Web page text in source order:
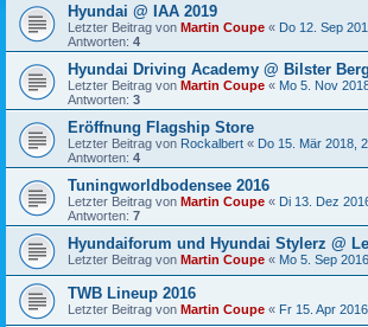
Hyundai @ IAA 2019
Letzter Beitrag von Martin Coupe « Do 12. Sep
Antworten: 4
Hyundai Driving Academy @ Bilster
Letzter Beitrag von Martin Coupe « Mo 5. Nov
Antworten: 3
Eröffnung Flagship Store
Letzter Beitrag von Rockalbert « Do 15. Mär 2018,
Antworten: 4
Tuningworldbodensee 2016
Letzter Beitrag von Martin Coupe « Di 13. Dez
Antworten: 7
Hyundaiforum und Hyundai Stylerz @
Letzter Beitrag von Martin Coupe « Mo 5. Sep
TWB Lineup 2016
Letzter Beitrag von Martin Coupe « Fr 15. Apr